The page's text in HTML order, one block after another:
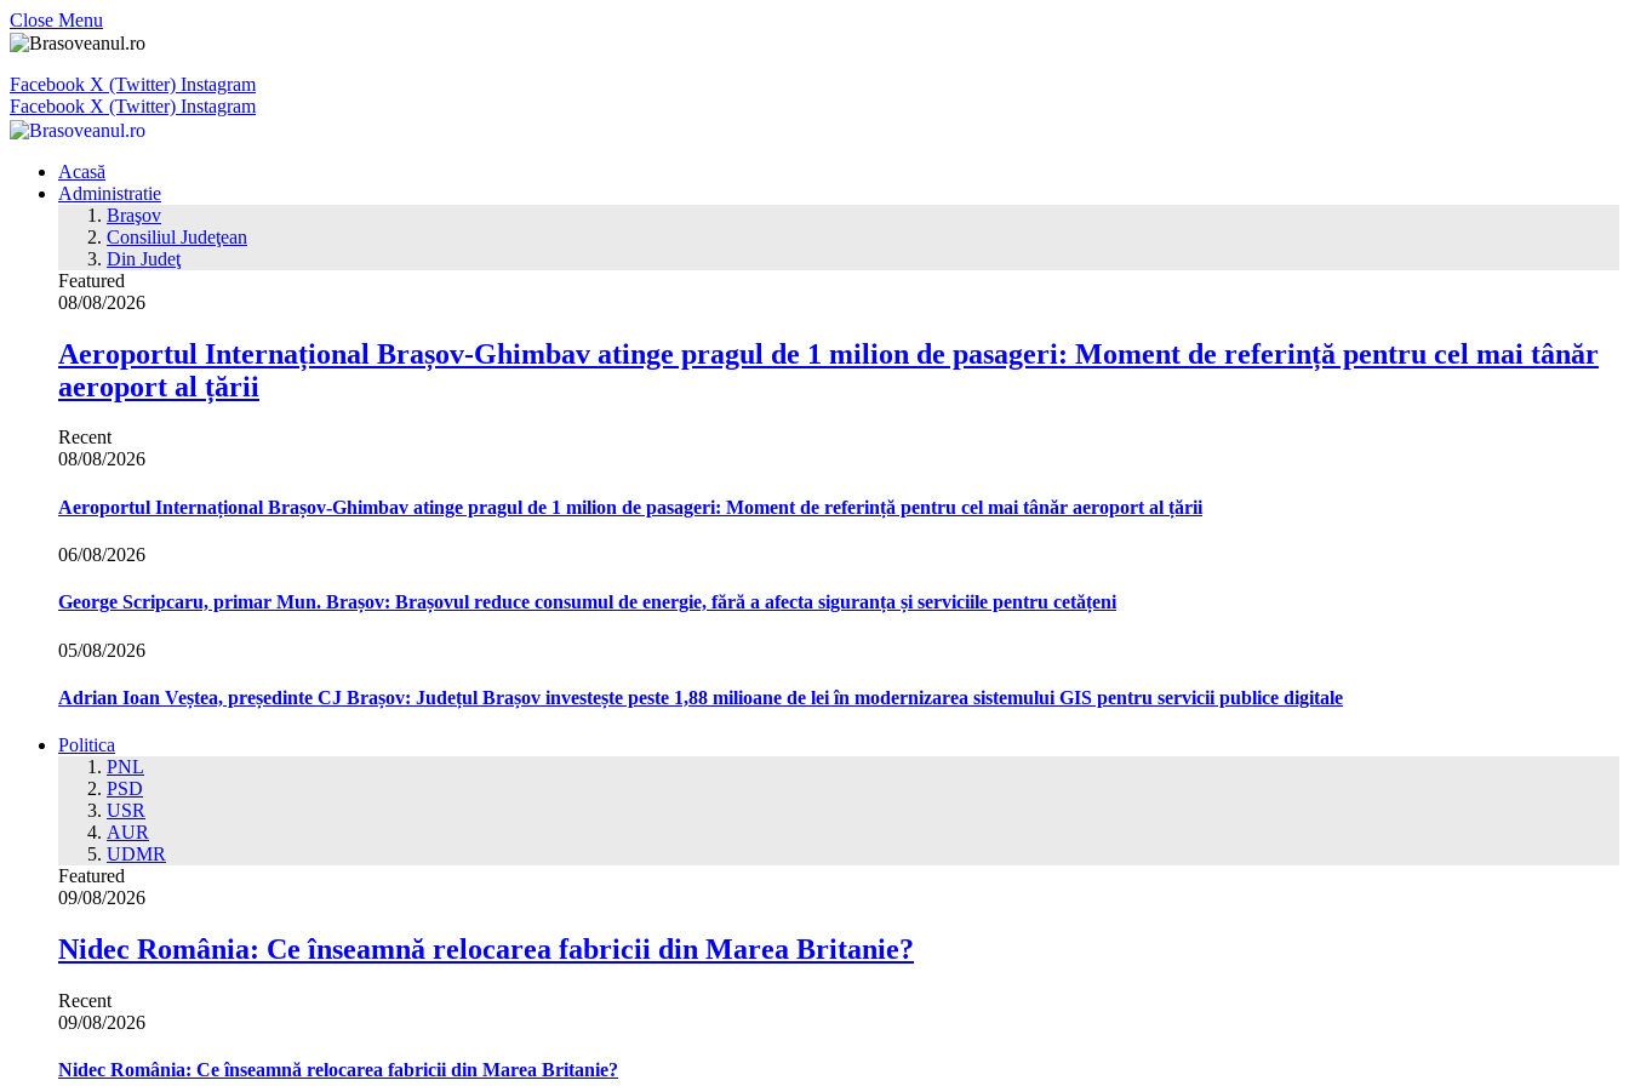
Close Menu
Facebook X (Twitter) Instagram
Facebook X (Twitter) Instagram
Acasă
Administratie
Braşov
Consiliul Judeţean
Din Judeţ
Featured
08/08/2026
Aeroportul Internațional Brașov‑Ghimbav atinge pragul de 1 milion de pasageri: Moment de referință pentru cel mai tânăr
aeroport al țării
Recent
08/08/2026
Aeroportul Internațional Brașov‑Ghimbav atinge pragul de 1 milion de pasageri: Moment de referință pentru cel mai tânăr aeroport al țării
06/08/2026
George Scripcaru, primar Mun. Brașov: Brașovul reduce consumul de energie, fără a afecta siguranța și serviciile pentru cetățeni
05/08/2026
Adrian Ioan Veștea, președinte CJ Brașov: Județul Brașov investește peste 1,88 milioane de lei în modernizarea sistemului GIS pentru servicii publice digitale
Politica
PNL
PSD
USR
AUR
UDMR
Featured
09/08/2026
Nidec România: Ce înseamnă relocarea fabricii din Marea Britanie?
Recent
09/08/2026
Nidec România: Ce înseamnă relocarea fabricii din Marea Britanie?